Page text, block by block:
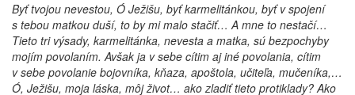
Byť tvojou nevestou, Ó Ježišu, byť karmelitánkou, byť v spojení
s tebou matkou duší, to by mi malo stačiť… A mne to nestačí…
Tieto tri výsady, karmelitánka, nevesta a matka, sú bezpochyby
mojím povolaním. Avšak ja v sebe cítim aj iné povolania, cítim
v sebe povolanie bojovníka, kňaza, apoštola, učiteľa, mučeníka,…
Ó, Ježišu, moja láska, môj život… ako zladiť tieto protiklady? Ako